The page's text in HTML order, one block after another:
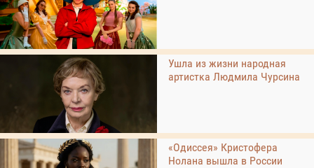
Ушла из жизни народная
артистка Людмила Чурсина
«Одиссея» Кристофера
Нолана вышла в России